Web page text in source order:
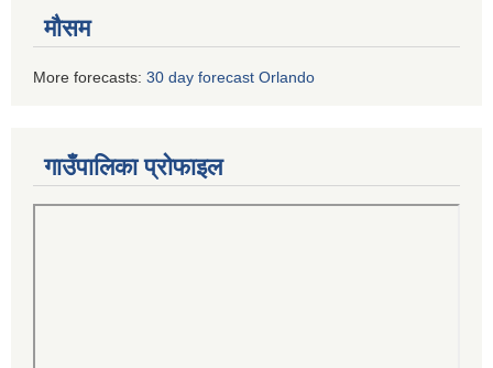
मौसम
More forecasts: 30 day forecast Orlando
गाउँपालिका प्रोफाइल